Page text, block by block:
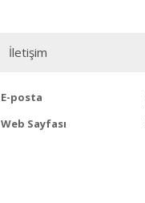
İletişim
E-posta
Web Sayfası